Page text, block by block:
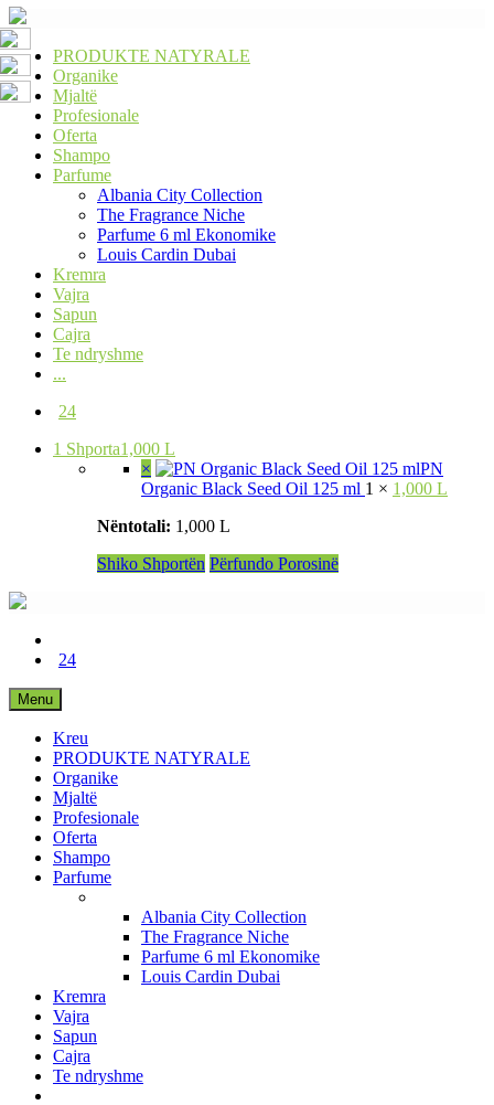
PRODUKTE NATYRALE
Organike
Mjaltë
Profesionale
Oferta
Shampo
Parfume
Albania City Collection
The Fragrance Niche
Parfume 6 ml Ekonomike
Louis Cardin Dubai
Kremra
Vajra
Sapun
Cajra
Te ndryshme
...
24
1 Shporta1,000 L
×
PN
Organic Black Seed Oil 125 ml 1 × 1,000 L
Nëntotali: 1,000 L
Shiko Shportën Përfundo Porosinë
24
Menu
Kreu
PRODUKTE NATYRALE
Organike
Mjaltë
Profesionale
Oferta
Shampo
Parfume
Albania City Collection
The Fragrance Niche
Parfume 6 ml Ekonomike
Louis Cardin Dubai
Kremra
Vajra
Sapun
Cajra
Te ndryshme